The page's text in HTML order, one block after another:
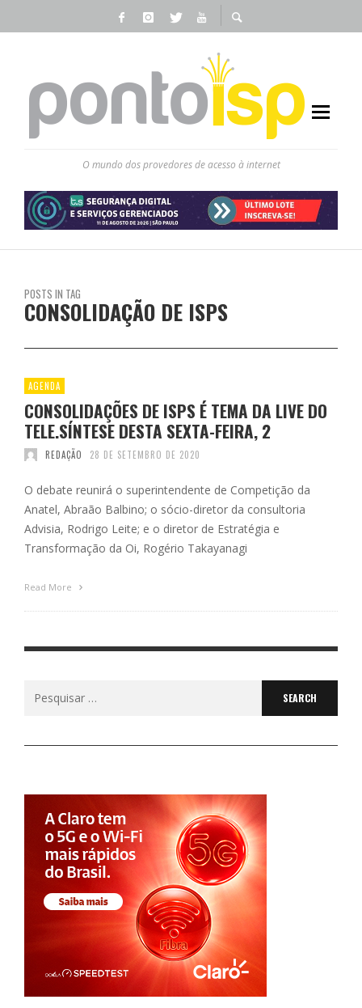
O mundo dos provedores de acesso à internet
POSTS IN TAG
CONSOLIDAÇÃO DE ISPS
AGENDA
CONSOLIDAÇÕES DE ISPS É TEMA DA LIVE DO
TELE.SÍNTESE DESTA SEXTA-FEIRA, 2
REDAÇÃO 28 DE SETEMBRO DE 2020
O debate reunirá o superintendente de Competição da
Anatel, Abraão Balbino; o sócio-diretor da consultoria
Advisia, Rodrigo Leite; e o diretor de Estratégia e
Transformação da Oi, Rogério Takayanagi
Read More